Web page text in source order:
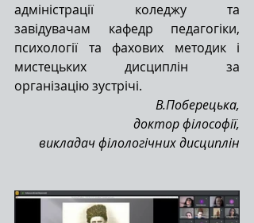
адміністрації коледжу та
завідувачам кафедр педагогіки,
психології та фахових методик і
мистецьких дисциплін за
організацію зустрічі.
В.Поберецька,
доктор філософії,
викладач філологічних дисциплін